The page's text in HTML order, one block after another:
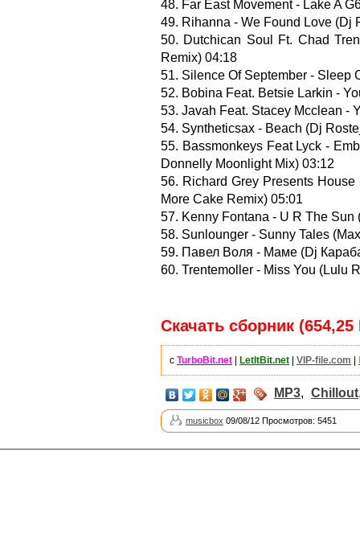
48. Far East Movement - Lake A
49. Rihanna - We Found Love (Dj
50. Dutchican Soul Ft. Chad
Remix) 04:18
51. Silence Of September - Sleep
52. Bobina Feat. Betsie Larkin -
53. Javah Feat. Stacey Mcclean -
54. Syntheticsax - Beach (Dj
55. Bassmonkeys Feat Lyck -
Donnelly Moonlight Mix) 03:12
56. Richard Grey Presents
More Cake Remix) 05:01
57. Kenny Fontana - U R The Sun
58. Sunlounger - Sunny Tales
59. Павел Воля - Маме (Dj
60. Trentemoller - Miss You (Lulu
Скачать сборник
с TurboBit.net LetItBit.net VIP-file.com
MP3, Chillout
musicbox 09/08/12 Просмотров: 5451